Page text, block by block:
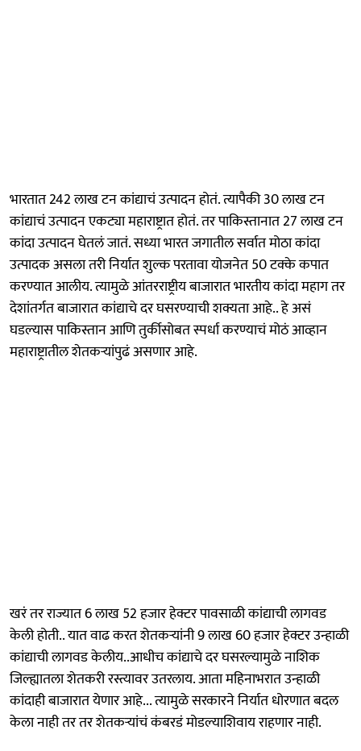
भारतात 242 लाख टन कांद्याचं उत्पादन होतं. त्यापैकी 30 लाख टन
कांद्याचं उत्पादन एकट्या महाराष्ट्रात होतं. तर पाकिस्तानात 27 लाख टन
कांदा उत्पादन घेतलं जातं. सध्या भारत जगातील सर्वात मोठा कांदा
उत्पादक असला तरी निर्यात शुल्क परतावा योजनेत 50 टक्के कपात
करण्यात आलीय. त्यामुळे आंतरराष्ट्रीय बाजारात भारतीय कांदा महाग तर
देशांतर्गत बाजारात कांद्याचे दर घसरण्याची शक्यता आहे.. हे असं
घडल्यास पाकिस्तान आणि तुर्कीसोबत स्पर्धा करण्याचं मोठं आव्हान
महाराष्ट्रातील शेतकऱ्यांपुढं असणार आहे.
खरं तर राज्यात 6 लाख 52 हजार हेक्टर पावसाळी कांद्याची लागवड
केली होती.. यात वाढ करत शेतकऱ्यांनी 9 लाख 60 हजार हेक्टर उन्हाळी
कांद्याची लागवड केलीय..आधीच कांद्याचे दर घसरल्यामुळे नाशिक
जिल्ह्यातला शेतकरी रस्त्यावर उतरलाय. आता महिनाभरात उन्हाळी
कांदाही बाजारात येणार आहे... त्यामुळे सरकारने निर्यात धोरणात बदल
केला नाही तर तर शेतकऱ्यांचं कंबरडं मोडल्याशिवाय राहणार नाही.